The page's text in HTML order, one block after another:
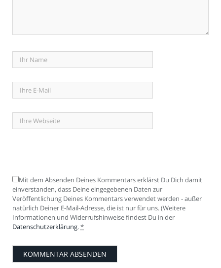
Mit dem Absenden Deines Kommentars erklärst Du Dich damit
einverstanden, dass Deine eingegebenen Daten zur
Veröffentlichung Deines Kommentars verwendet werden - außer
natürlich Deiner E-Mail-Adresse, die ist nur für uns. (Weitere
Informationen und Widerrufshinweise findest Du in der
Datenschutzerklärung.*